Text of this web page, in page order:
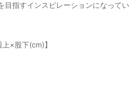
目指すインスピレーションになってい
×股下(cm)】